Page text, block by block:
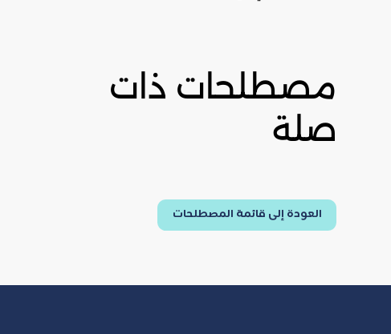
مصطلحات ذات
صلة
العودة إلى قائمة المصطلحات